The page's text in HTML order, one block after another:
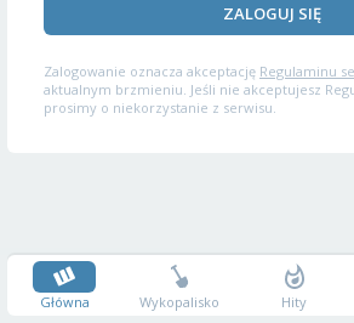
ZALOGUJ SIĘ
Zalogowanie oznacza akceptację Regulaminu
aktualnym brzmieniu. Jeśli nie akceptujesz
prosimy o niekorzystanie z serwisu.
Główna Wykopalisko Hity